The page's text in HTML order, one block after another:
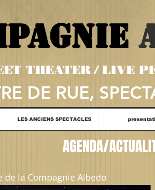
THEATER / LIVE
DE RUE,
LES ANCIENS SPECTACLES
AGENDA/
la Compagnie Albedo